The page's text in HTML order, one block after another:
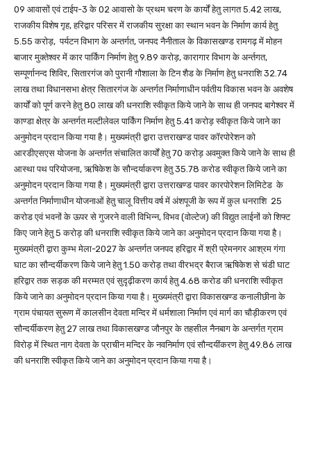
09 आवासों एवं टाईप-3 के 02 आवासो के प्रथम चरण के कार्यों हेतु लागत 5.42 लाख,
राजकीय विशेष गृह, हरिद्वार परिसर में राजकीय सुरक्षा का स्थान भवन के निर्माण कार्य हेतु
5.55 करोड़, पर्यटन विभाग के अन्तर्गत, जनपद नैनीताल के विकासखण्ड रामगढ़ में मोहन
बाजार मुक्तेश्वर में कार पार्किंग निर्माण हेतु 9.89 करोड़, कारागार विभाग के अर्न्तगत,
सम्पूर्णानन्द शिविर, सितारगंज को पुरानी गौशाला के टिन शैड के निर्माण हेतु धनराशि 32.74
लाख तथा विधानसभा क्षेत्र सितारगंज के अन्तर्गत निर्माणाधीन पर्वतीय विकास भवन के अवशेष
कार्यों को पूर्ण करने हेतु 80 लाख की धनराशि स्वीकृत किये जाने के साथ ही जनपद बागेश्वर में
काण्डा क्षेत्र के अन्तर्गत मल्टीलेवल पार्किंग निर्माण हेतु 5.41 करोड़ स्वीकृत किये जाने का
अनुमोदन प्रदान किया गया है। मुख्यमंत्री द्वारा उत्तराखण्ड पावर कॉरपोरेशन को
आरडीएसएस योजना के अन्तर्गत संचालित कार्यों हेतु 70 करोड़ अवमुक्त किये जाने के साथ ही
आस्था पथ परियोजना, ऋषिकेश के सौन्दर्याकरण हेतु 35.78 करोड स्वीकृत किये जाने का
अनुमोदन प्रदान किया गया है। मुख्यमंत्री द्वारा उत्तराखण्ड पावर कारपोरेशन लिमिटेड के
अन्तर्गत निर्माणाधीन योजनाओं हेतु चालू वित्तीय वर्ष में अंशपूजी के रूप में कुल धनराशि 25
करोड एवं भवनों के ऊपर से गुजरने वाली विभिन्न, विभव (वोल्टेज) की विद्युत लाईनों को शिफ्ट
किए जाने हेतु 5 करोड़ की धनराशि स्वीकृत किये जाने का अनुमोदन प्रदान किया गया है।
मुख्यमंत्री द्वारा कुम्भ मेला-2027 के अन्तर्गत जनपद हरिद्वार में श्री प्रेमनगर आश्रम गंगा
घाट का सौन्दर्यीकरण किये जाने हेतु 1.50 करोड़ तथा वीरभद्र बैराज ऋषिकेश से चंडी घाट
हरिद्वार तक सड़क की मरम्मत एवं सुदृढ़ीकरण कार्य हेतु 4.68 करोड की धनराशि स्वीकृत
किये जाने का अनुमोदन प्रदान किया गया है। मुख्यमंत्री द्वारा विकासखण्ड कनालीछीना के
ग्राम पंचायत सुरूण में कालसीन देवता मन्दिर में धर्मशाला निर्माण एवं मार्ग का चौड़ीकरण एवं
सौन्दर्यीकरण हेतु 27 लाख तथा विकासखण्ड जौनपुर के तहसील नैनबाग के अन्तर्गत ग्राम
विरोड़ में स्थित नाग देवता के प्राचीन मन्दिर के नवनिर्माण एवं सौन्दयींकरण हेतु 49.86 लाख
की धनराशि स्वीकृत किये जाने का अनुमोदन प्रदान किया गया है।